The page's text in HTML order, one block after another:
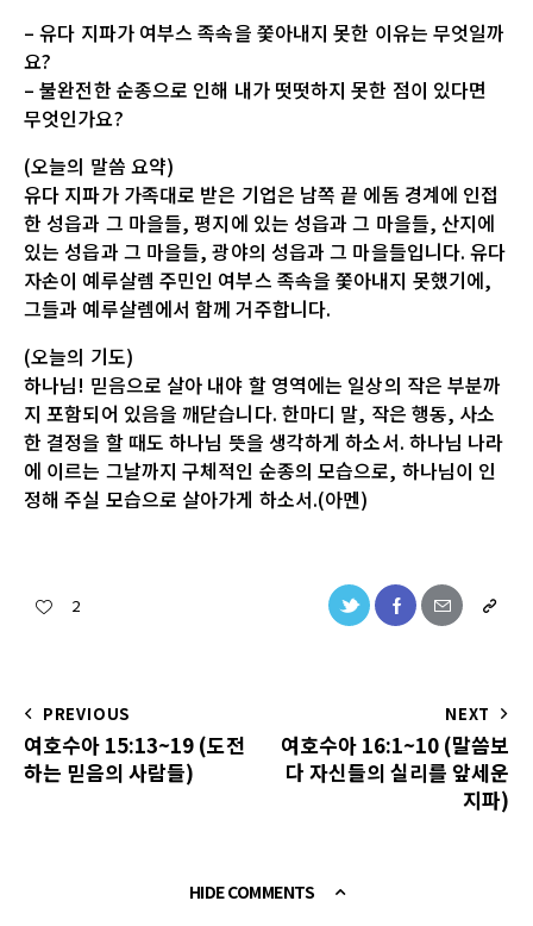
– 유다 지파가 여부스 족속을 쫓아내지 못한 이유는 무엇일까
요?
– 불완전한 순종으로 인해 내가 떳떳하지 못한 점이 있다면
무엇인가요?
(오늘의 말씀 요약)
유다 지파가 가족대로 받은 기업은 남쪽 끝 에돔 경계에 인접
한 성읍과 그 마을들, 평지에 있는 성읍과 그 마을들, 산지에
있는 성읍과 그 마을들, 광야의 성읍과 그 마을들입니다. 유다
자손이 예루살렘 주민인 여부스 족속을 쫓아내지 못했기에,
그들과 예루살렘에서 함께 거주합니다.
(오늘의 기도)
하나님! 믿음으로 살아 내야 할 영역에는 일상의 작은 부분까
지 포함되어 있음을 깨닫습니다. 한마디 말, 작은 행동, 사소
한 결정을 할 때도 하나님 뜻을 생각하게 하소서. 하나님 나라
에 이르는 그날까지 구체적인 순종의 모습으로, 하나님이 인
정해 주실 모습으로 살아가게 하소서.(아멘)
2
PREVIOUS
여호수아 15:13~19 (도전
하는 믿음의 사람들)
NEXT
여호수아 16:1~10 (말씀보
다 자신들의 실리를 앞세운
지파)
HIDE COMMENTS